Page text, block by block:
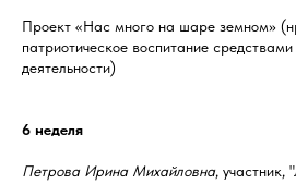
Проект «Нас много на шаре земном»
патриотическое воспитание
деятельности)
6 неделя
Петрова Ирина Михайловна, участник,